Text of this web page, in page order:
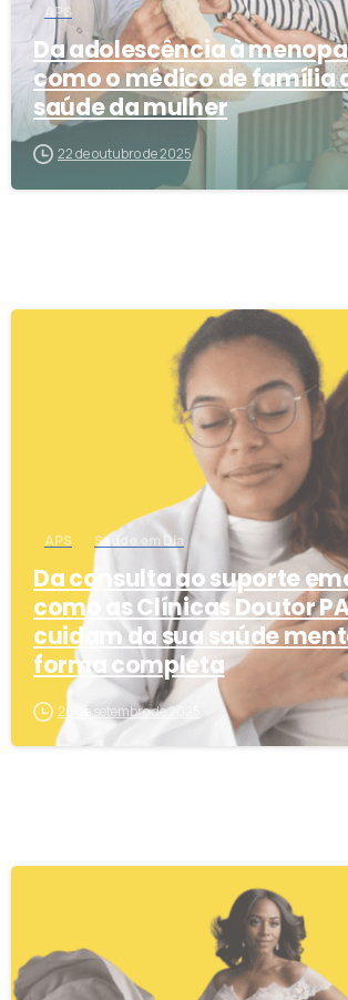
APS
Da adolescência à
como o médico de família
saúde da mulher
22 de outubro de 2025
APS Saúde em Dia
Da consulta ao suporte
como as Clínicas Doutor
cuidam da sua saúde
forma completa
26 de setembro de 2025